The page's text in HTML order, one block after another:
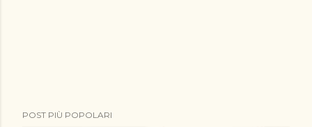
o
POST PIÙ POPOLARI